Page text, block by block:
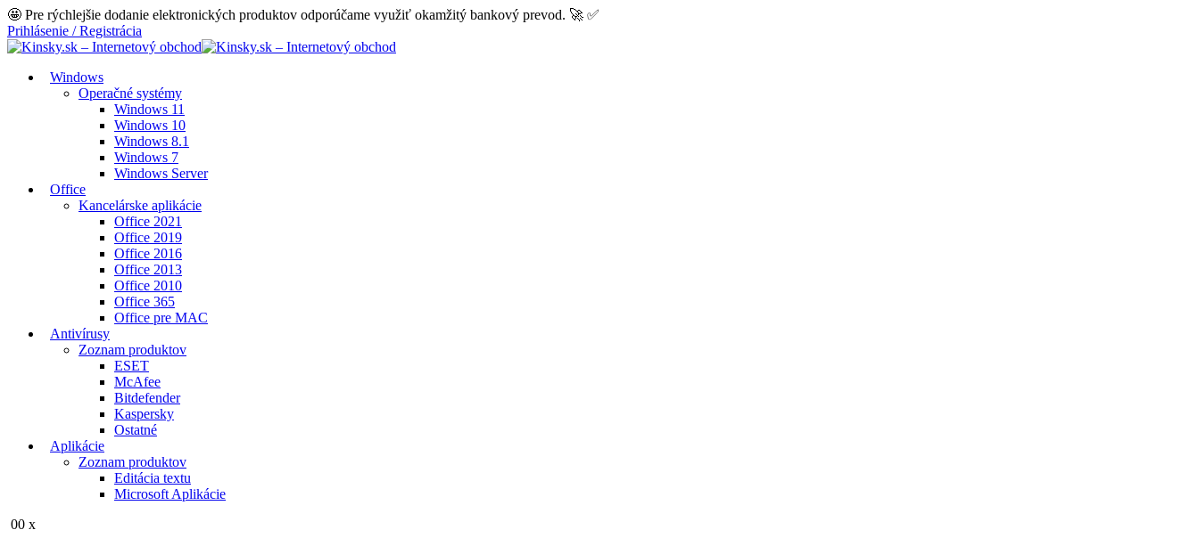
🤩 Pre rýchlejšie dodanie elektronických produktov odporúčame využiť okamžitý bankový prevod. 🚀 ✅
Prihlásenie / Registrácia
Windows
Operačné systémy
Windows 11
Windows 10
Windows 8.1
Windows 7
Windows Server
Office
Kancelárske aplikácie
Office 2021
Office 2019
Office 2016
Office 2013
Office 2010
Office 365
Office pre MAC
Antivírusy
Zoznam produktov
ESET
McAfee
Bitdefender
Kaspersky
Ostatné
Aplikácie
Zoznam produktov
Editácia textu
Microsoft Aplikácie
00 x